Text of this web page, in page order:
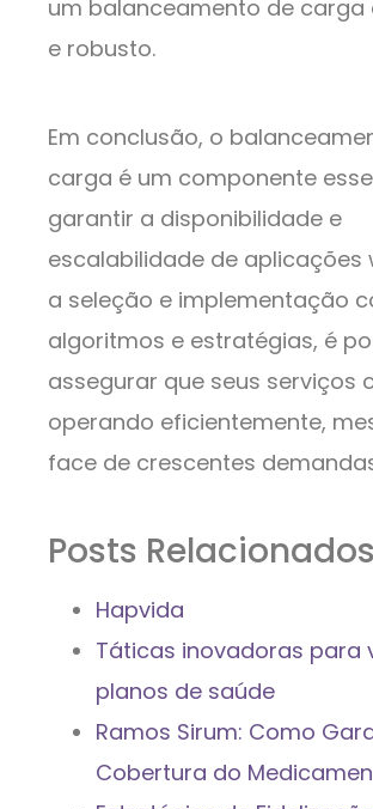
um balanceamento de carga
e robusto.
Em conclusão, o
carga é um componente
garantir a disponibilidade e
escalabilidade de aplicações
a seleção e implementação
algoritmos e estratégias, é
assegurar que seus serviços
operando eficientemente,
face de crescentes
Posts Relacionados
Hapvida
Táticas inovadoras para
planos de saúde
Ramos Sirum: Como
Cobertura do